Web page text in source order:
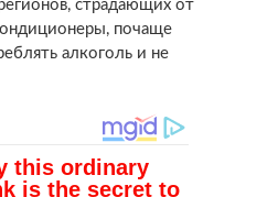
страдающих от
почаще
алкоголь и не